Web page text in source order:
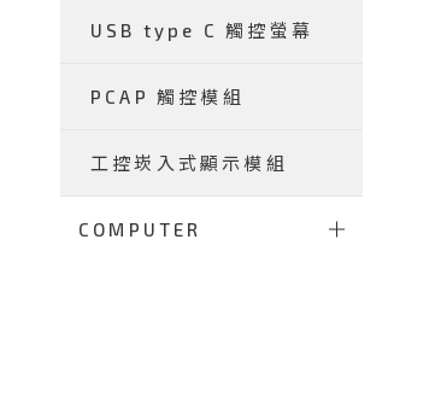
USB type C 觸控螢幕
PCAP 觸控模組
工控崁入式顯示模組
COMPUTER